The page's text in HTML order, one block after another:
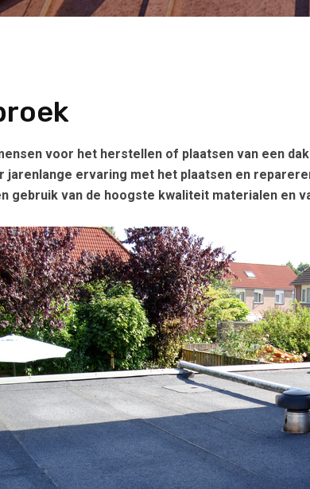
voor het herstellen of plaatsen van een
jarenlange ervaring met het plaatsen en
gebruik van de hoogste kwaliteit materialen en